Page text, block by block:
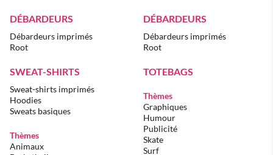
DÉBARDEURS
Débardeurs imprimés
Root
SWEAT-SHIRTS
Sweat-shirts imprimés
Hoodies
Sweats basiques
Thèmes
Animaux
DÉBARDEURS
Débardeurs imprimés
Root
TOTEBAGS
Thèmes
Graphiques
Humour
Publicité
Skate
Surf